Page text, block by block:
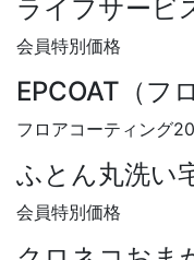
ライフサービ
会員特別価格
EPCOAT（フ
フロアコーティング
ふとん丸洗い
会員特別価格